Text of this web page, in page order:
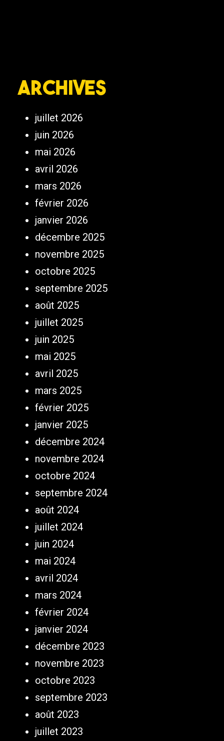
Archives
juillet 2026
juin 2026
mai 2026
avril 2026
mars 2026
février 2026
janvier 2026
décembre 2025
novembre 2025
octobre 2025
septembre 2025
août 2025
juillet 2025
juin 2025
mai 2025
avril 2025
mars 2025
février 2025
janvier 2025
décembre 2024
novembre 2024
octobre 2024
septembre 2024
août 2024
juillet 2024
juin 2024
mai 2024
avril 2024
mars 2024
février 2024
janvier 2024
décembre 2023
novembre 2023
octobre 2023
septembre 2023
août 2023
juillet 2023